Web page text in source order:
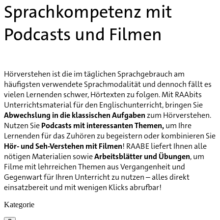
Sprachkompetenz mit
Podcasts und Filmen
Hörverstehen ist die im täglichen Sprachgebrauch am
häufigsten verwendete Sprachmodalität und dennoch fällt es
vielen Lernenden schwer, Hörtexten zu folgen. Mit RAAbits
Unterrichtsmaterial für den Englischunterricht, bringen Sie
Abwechslung in die klassischen Aufgabenzum Hörverstehen.
Nutzen SiePodcasts mit interessanten Themen,um Ihre
Lernenden für das Zuhören zu begeistern oder kombinieren Sie
Hör- und Seh-Verstehen mit Filmen! RAABE liefert Ihnen alle
nötigen Materialien sowieArbeitsblätter und Übungen, um
Filme mit lehrreichen Themen aus Vergangenheit und
Gegenwart für Ihren Unterricht zu nutzen – alles direkt
einsatzbereit und mit wenigen Klicks abrufbar!
Kategorie